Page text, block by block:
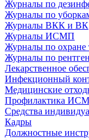
Журналы по
Журналы по
Журналы ВКК и ВК
Журналы ИСМП
Журналы по охране
Журналы по
Лекарственное
Инфекционный
Медицинские
Профилактика
Средства
Кадры
Должностные